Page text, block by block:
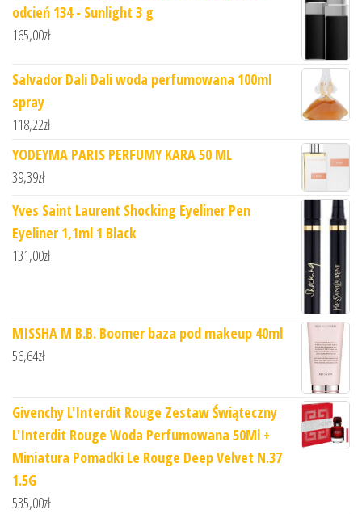
odcień 134 - Sunlight 3 g
165,00zł
Salvador Dali Dali woda perfumowana 100ml
spray
118,22zł
YODEYMA PARIS PERFUMY KARA 50 ML
39,39zł
Yves Saint Laurent Shocking Eyeliner Pen
Eyeliner 1,1ml 1 Black
131,00zł
MISSHA M B.B. Boomer baza pod makeup 40ml
56,64zł
Givenchy L'Interdit Rouge Zestaw Świąteczny
L'Interdit Rouge Woda Perfumowana 50Ml +
Miniatura Pomadki Le Rouge Deep Velvet N.37
1.5G
535,00zł